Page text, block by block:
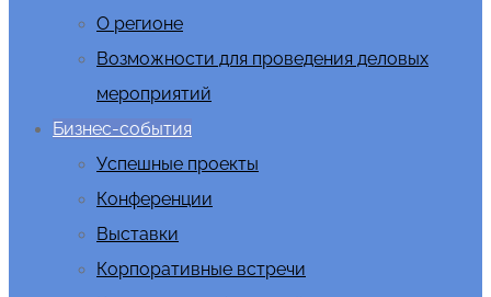
О регионе
Возможности для проведения деловых
мероприятий
Бизнес-события
Успешные проекты
Конференции
Выставки
Корпоративные встречи